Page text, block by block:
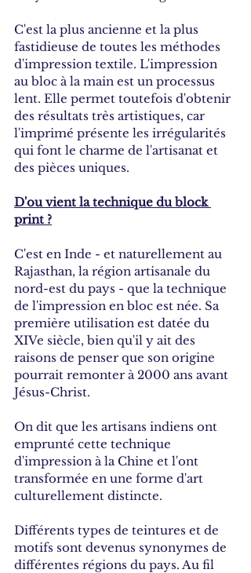
C'est la plus ancienne et la plus
fastidieuse de toutes les méthodes
d'impression textile. L'impression
au bloc à la main est un processus
lent. Elle permet toutefois d'obtenir
des résultats très artistiques, car
l'imprimé présente les irrégularités
qui font le charme de l'artisanat et
des pièces uniques.
D'ou vient la technique du block
print ?
C'est en Inde - et naturellement au
Rajasthan, la région artisanale du
nord-est du pays - que la technique
de l'impression en bloc est née. Sa
première utilisation est datée du
XIVe siècle, bien qu'il y ait des
raisons de penser que son origine
pourrait remonter à 2000 ans avant
Jésus-Christ.
On dit que les artisans indiens ont
emprunté cette technique
d'impression à la Chine et l'ont
transformée en une forme d'art
culturellement distincte.
Différents types de teintures et de
motifs sont devenus synonymes de
différentes régions du pays. Au fil